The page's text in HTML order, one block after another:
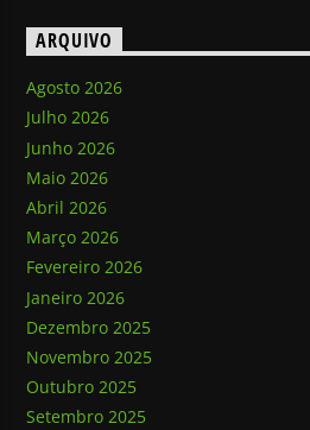
ARQUIVO
Agosto 2026
Julho 2026
Junho 2026
Maio 2026
Abril 2026
Março 2026
Fevereiro 2026
Janeiro 2026
Dezembro 2025
Novembro 2025
Outubro 2025
Setembro 2025